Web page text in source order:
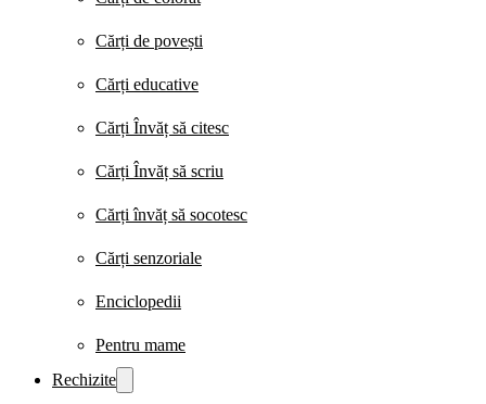
Cărți de povești
Cărți educative
Cărți Învăț să citesc
Cărți Învăț să scriu
Cărți învăț să socotesc
Cărți senzoriale
Enciclopedii
Pentru mame
Rechizite